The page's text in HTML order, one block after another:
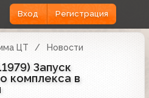
Вход Регистрация
ЦТ Новости
Запуск
комплекса в